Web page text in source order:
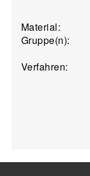
Material:
Gruppe(n):
Verfahren: